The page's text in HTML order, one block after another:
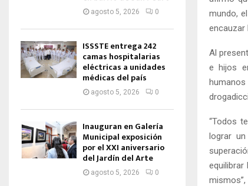
mundo,
encauzar
Al
e hijos
“Todos
lograr
mismos”,
agosto 5, 2026 0
ISSSTE entrega 242
camas hospitalarias
eléctricas a unidades
médicas del país
agosto 5, 2026 0
Inauguran en Galería
Municipal exposición
por el XXI aniversario
del Jardín del Arte
agosto 5, 2026 0